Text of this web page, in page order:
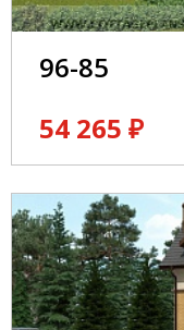
96-85
54 265 ₽